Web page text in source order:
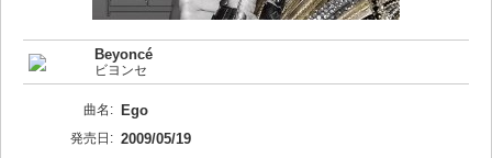
Beyoncé
ビヨンセ
曲名: Ego
発売日: 2009/05/19